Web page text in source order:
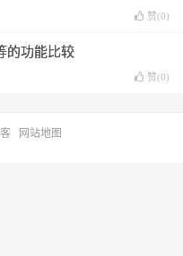
赞(0)
的功能比较
赞(0)
网站地图